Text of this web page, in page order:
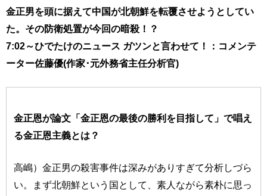
金正男を頭に据えて中国が北朝鮮を転覆させようとしてい
た。その防衛処置が今回の暗殺！？
7:02～ひでたけのニュース ガツンと言わせて！：コメンテ
ーター佐藤優(作家･元外務省主任分析官)
金正恩が論文「金正恩の最後の勝利を目指して」で唱え
る金正恩主義とは？
高嶋）金正男の殺害事件は深みがありすぎて分析しづら
い。まず北朝鮮という国として、素人ながら素朴に思っ